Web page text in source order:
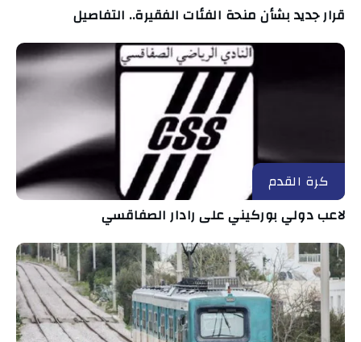
قرار جديد بشأن منحة الفئات الفقيرة.. التفاصيل
كرة القدم
لاعب دولي بوركيني على رادار الصفاقسي